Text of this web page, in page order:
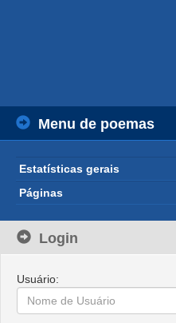
Menu de poemas
Estatísticas gerais
Páginas
Login
Usuário: